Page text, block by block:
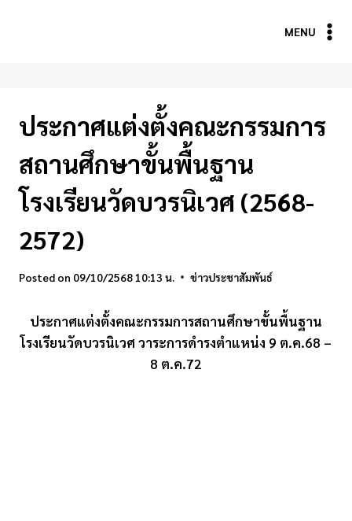
MENU
ประกาศแต่งตั้งคณะกรรมการ
สถานศึกษาขั้นพื้นฐาน
โรงเรียนวัดบวรนิเวศ (2568-
2572)
Posted on 09/10/2568 10:13 น. ข่าวประชาสัมพันธ์
ประกาศแต่งตั้งคณะกรรมการสถานศึกษาขั้นพื้นฐาน
โรงเรียนวัดบวรนิเวศ วาระการดำรงตำแหน่ง 9 ต.ค.68 –
8 ต.ค.72